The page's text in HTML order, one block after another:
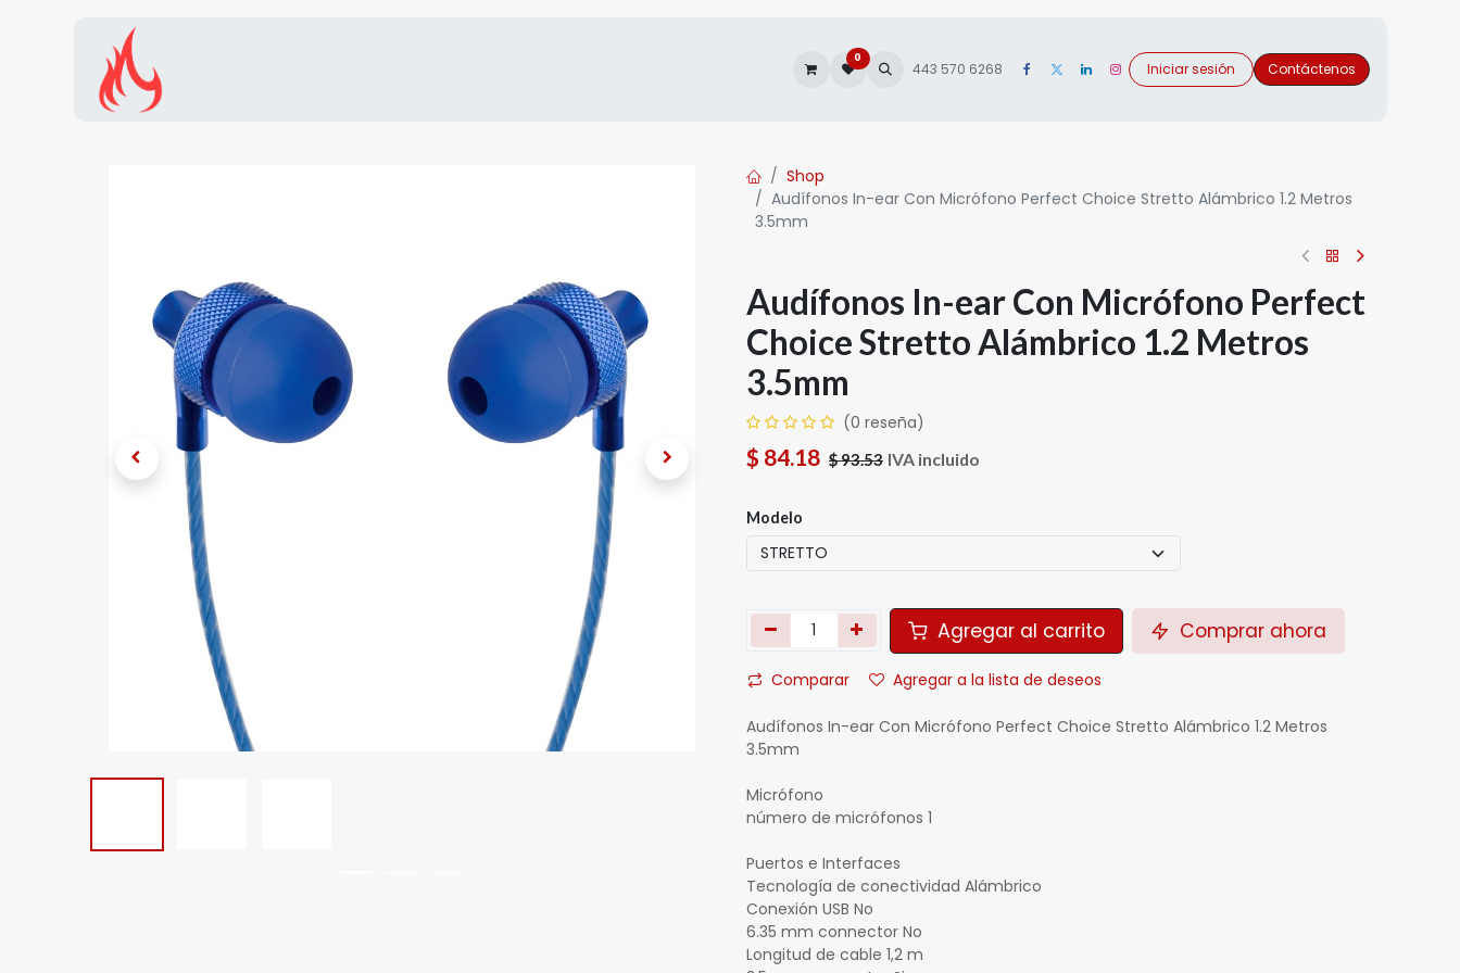
0
443 570 6268 Iniciar sesión Contáctenos
Shop
Audífonos In-ear Con Micrófono Perfect Choice Stretto Alámbrico 1.2 Metros
3.5mm
Audífonos In-ear Con Micrófono Perfect
Choice Stretto Alámbrico 1.2 Metros
3.5mm
(0 reseña)
$ 84.18 $93.53 IVA incluido
Modelo
Agregar al carrito Comprar ahora
Comparar Agregar a la lista de deseos
Audífonos In-ear Con Micrófono Perfect Choice Stretto Alámbrico 1.2 Metros
3.5mm
Micrófono
número de micrófonos 1
Puertos e Interfaces
Tecnología de conectividad Alámbrico
Conexión USB No
6.35 mm connector No
Longitud de cable 1,2 m